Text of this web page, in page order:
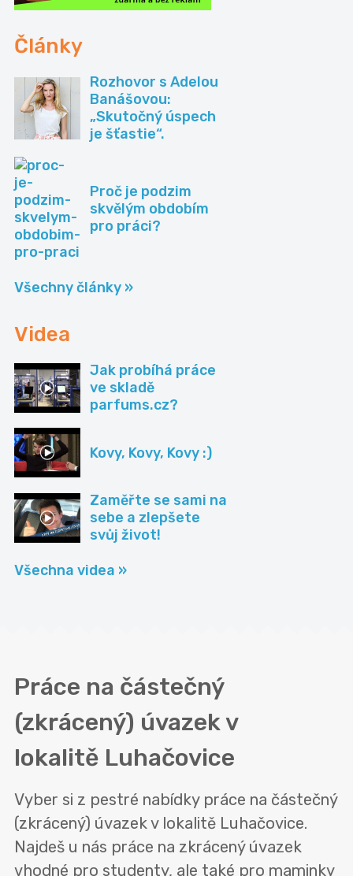
Články
Rozhovor s Adelou
Banášovou:
„Skutočný úspech
je šťastie“.
Proč je podzim
skvělým obdobím
pro práci?
Všechny články »
Videa
Jak probíhá práce
ve skladě
parfums.cz?
Kovy, Kovy, Kovy :)
Zaměřte se sami na
sebe a zlepšete
svůj život!
Všechna videa »
Práce na částečný
(zkrácený) úvazek v
lokalitě Luhačovice
Vyber si z pestré nabídky práce na částečný
(zkrácený) úvazek v lokalitě Luhačovice.
Najdeš u nás práce na zkrácený úvazek
vhodné pro studenty, ale také pro maminky